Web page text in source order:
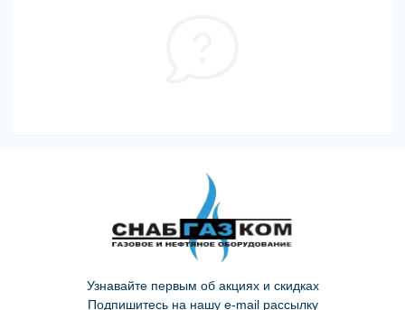
Узнавайте первым об акциях и скидках
Подпишитесь на нашу e-mail рассылку